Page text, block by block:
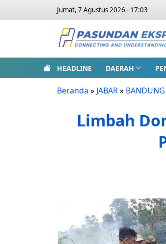
Jumat, 7 Agustus 2026 - 17:03
HEADLINE DAERAH
Beranda » JABAR» BANDUNG
Limbah